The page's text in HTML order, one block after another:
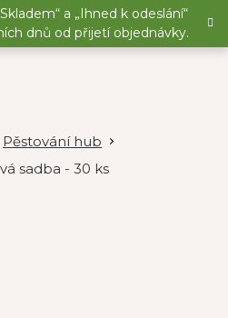
a „Ihned k odeslání“
dnů od přijetí objednávky.
Pěstování hub
sadba - 30 ks